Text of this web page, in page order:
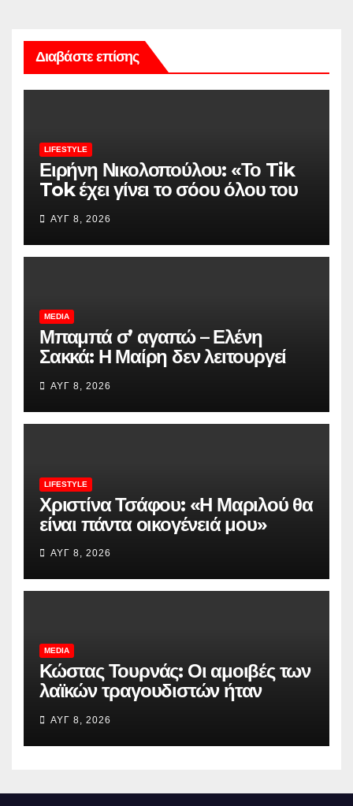
Διαβάστε επίσης
LIFESTYLE
Ειρήνη Νικολοπούλου: «Το Tik
Tok έχει γίνει το σόου όλου του
πλανήτη»
ΑΥΓ 8, 2026
MEDIA
Μπαμπά σ’ αγαπώ – Ελένη
Σακκά: Η Μαίρη δεν λειτουργεί
συνειδητά για να δημιουργεί
χάος
ΑΥΓ 8, 2026
LIFESTYLE
Χριστίνα Τσάφου: «Η Μαριλού θα
είναι πάντα οικογένειά μου»
ΑΥΓ 8, 2026
MEDIA
Κώστας Τουρνάς: Οι αμοιβές των
λαϊκών τραγουδιστών ήταν
πάντοτε υψηλότερες από εκείνες
του δικού μας χώρου
ΑΥΓ 8, 2026